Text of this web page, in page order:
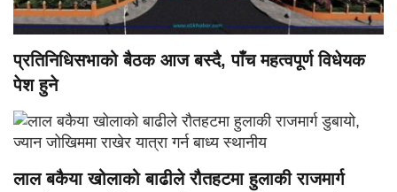
प्रतिनिधिसभाको बैठक आज बस्दै, पाँच महत्वपूर्ण विधेयक
पेश हुने
लाल बकैया खोलाको बाढीले रौतहटमा हुलाकी राजमार्ग